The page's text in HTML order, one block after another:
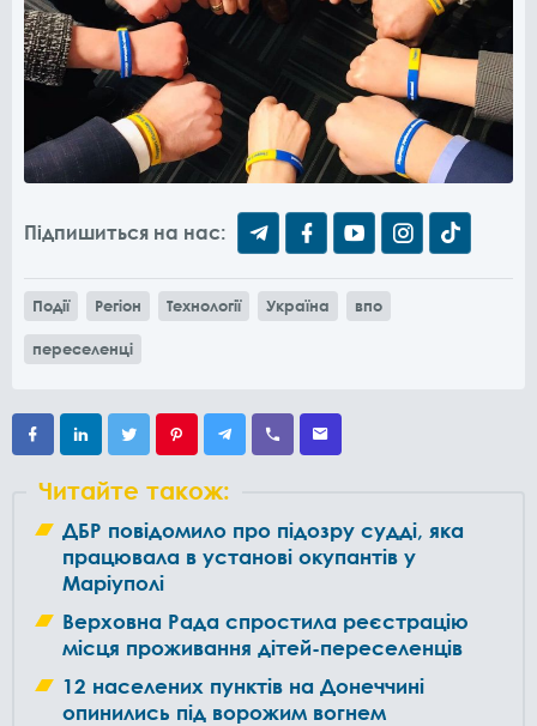
Підпишиться на нас:
Події Регіон Технології Україна впо
переселенці
Читайте також:
ДБР повідомило про підозру судді, яка
працювала в установі окупантів у
Маріуполі
Верховна Рада спростила реєстрацію
місця проживання дітей-переселенців
12 населених пунктів на Донеччині
опинились під ворожим вогнем